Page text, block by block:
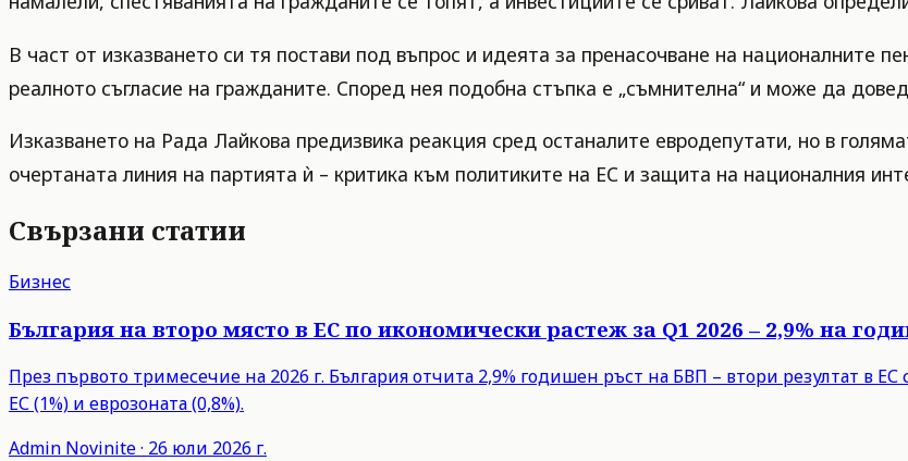
В част от изказването си тя постави под въпрос и идеята за пренасочване на националните
реалното съгласие на гражданите. Според нея подобна стъпка е „съмнителна“ и може да
Изказването на Рада Лайкова предизвика реакция сред останалите евродепутати, но в
очертаната линия на партията ѝ – критика към политиките на ЕС и защита на националния
Свързани статии
Бизнес
България на второ място в ЕС по икономически растеж за Q1 2026 – 2,9% на
През първото тримесечие на 2026 г. България отчита 2,9% годишен ръст на БВП – втори резултат в ЕС
ЕС (1%) и еврозоната (0,8%).
Admin Novinite· 26 юли 2026 г.